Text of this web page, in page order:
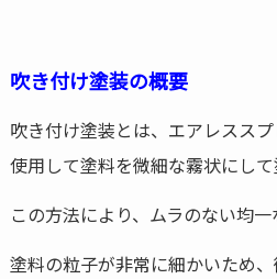
吹き付け塗装の概要
吹き付け塗装とは、エアレスス
使用して塗料を微細な霧状にして
この方法により、ムラのない均一
塗料の粒子が非常に細かいため